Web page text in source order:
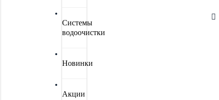
Системы
водоочистки
Новинки
Акции